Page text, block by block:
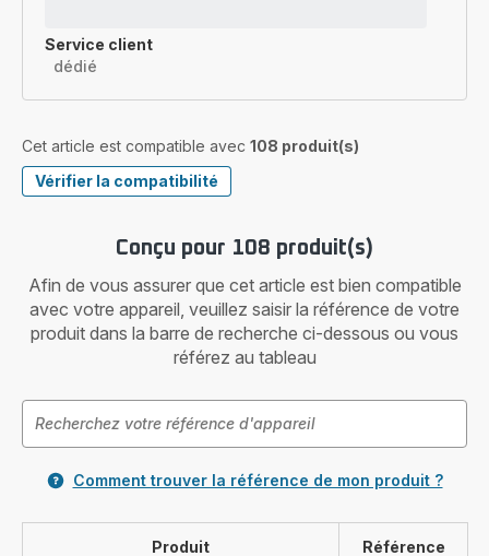
Service client
dédié
Cet article est compatible avec 108 produit(s)
Vérifier la compatibilité
Conçu pour 108 produit(s)
Afin de vous assurer que cet article est bien compatible
avec votre appareil, veuillez saisir la référence de votre
produit dans la barre de recherche ci-dessous ou vous
référez au tableau
Comment trouver la référence de mon produit ?
Produit Référence